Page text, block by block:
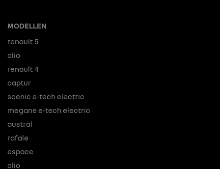
MODELLEN
renault 5
clio
renault 4
captur
scenic e-tech electric
megane e-tech electric
austral
rafale
espace
clio